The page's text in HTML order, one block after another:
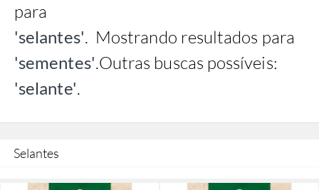
para
'selantes'. Mostrando resultados para
'sementes'.Outras buscas possíveis:
'selante'.
Selantes